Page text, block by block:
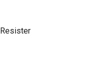
Resister